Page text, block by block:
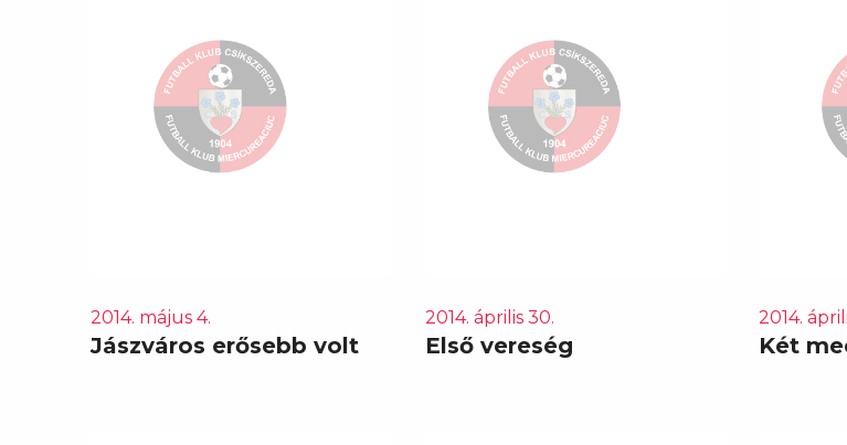
2014. május 4.
Jászváros erősebb volt
2014. április 30.
Első vereség
2014.
Két